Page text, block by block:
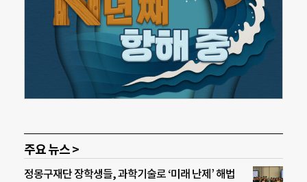
주요 뉴스 >
정몽구재단 장학생들, 과학기술로 ‘미래 난제’ 해법